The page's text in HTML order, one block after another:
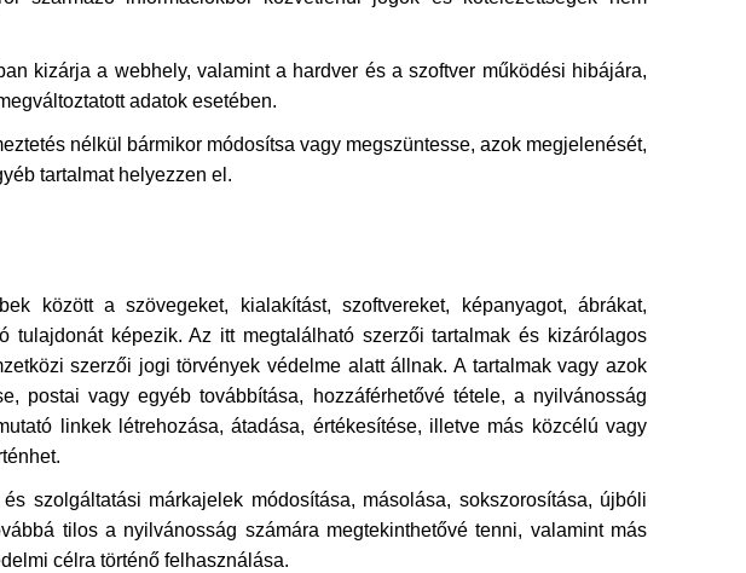
kizárja a webhely, valamint a hardver és a szoftver működési hibájára,
adatok esetében.
nélkül bármikor módosítsa vagy megszüntesse, azok megjelenését,
tartalmat helyezzen el.
között a szövegeket, kialakítást, szoftvereket, képanyagot, ábrákat,
tulajdonát képezik. Az itt megtalálható szerzői tartalmak és kizárólagos
szerzői jogi törvények védelme alatt állnak. A tartalmak vagy azok
postai vagy egyéb továbbítása, hozzáférhetővé tétele, a nyilvánosság
linkek létrehozása, átadása, értékesítése, illetve más közcélú vagy
szolgáltatási márkajelek módosítása, másolása, sokszorosítása, újbóli
tilos a nyilvánosság számára megtekinthetővé tenni, valamint más
célra történő felhasználása.